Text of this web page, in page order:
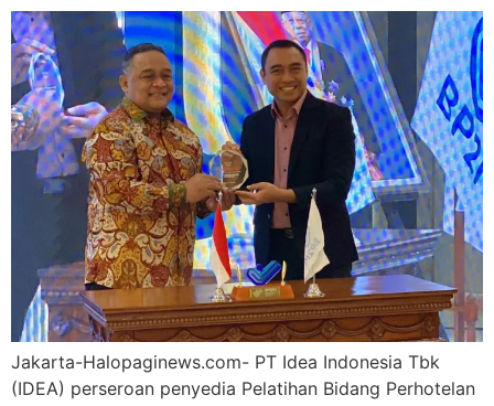
Jakarta-Halopaginews.com- PT Idea Indonesia Tbk
(IDEA) perseroan penyedia Pelatihan Bidang Perhotelan